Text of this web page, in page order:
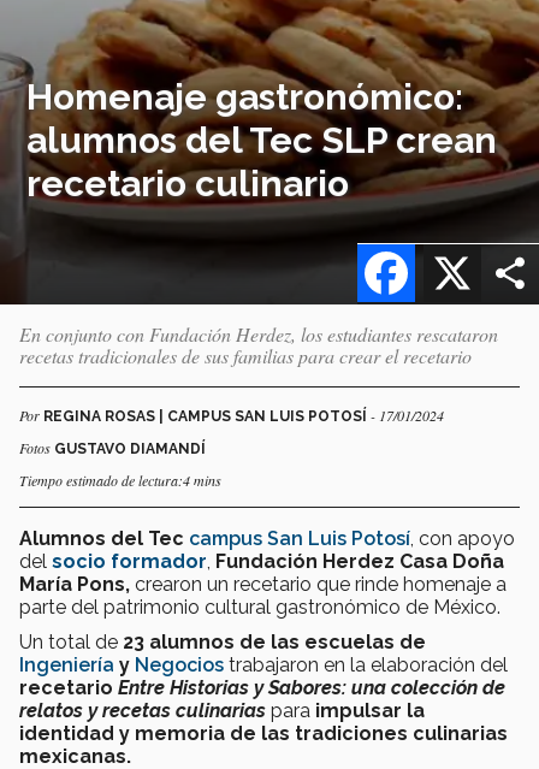
Homenaje gastronómico:
alumnos del Tec SLP crean
recetario culinario
X
Facebook
En conjunto con Fundación Herdez, los estudiantes rescataron
recetas tradicionales de sus familias para crear el recetario
Por REGINA ROSAS | CAMPUS SAN LUIS POTOSÍ - 17/01/2024
Fotos GUSTAVO DIAMANDÍ
Tiempo estimado de lectura:4 mins
Alumnos del Tec campus San Luis Potosí , con apoyo
del socio formador Fundación Herdez Casa Doña
María Pons, crearon un recetario que rinde homenaje a
parte del patrimonio cultural gastronómico de México.
Un total de 23 alumnos de las escuelas de
Ingeniería y Negocios trabajaron en la elaboración del
recetario Entre Historias y Sabores: una colección de
relatos y recetas culinarias para impulsar la
identidad y memoria de las tradiciones culinarias
mexicanas.